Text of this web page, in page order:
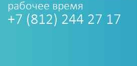
рабочее время
+7 (812) 244 27 17